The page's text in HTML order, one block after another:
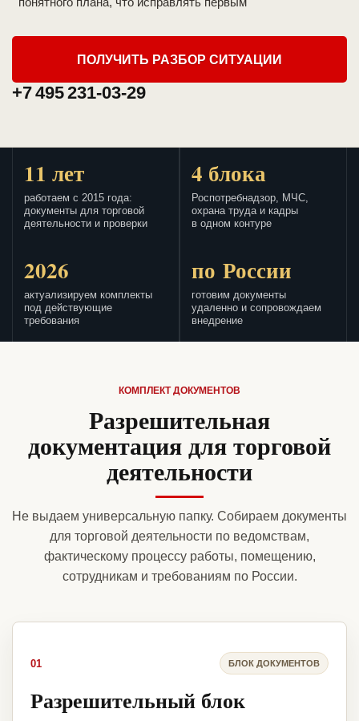
ПОЛУЧИТЬ РАЗБОР СИТУАЦИИ
+7 495 231-03-29
11 лет
работаем с 2015 года:
документы для торговой
деятельности и проверки
4 блока
Роспотребнадзор, МЧС,
охрана труда и кадры
в одном контуре
2026
актуализируем комплекты
под действующие
требования
по России
готовим документы
удаленно и сопровождаем
внедрение
КОМПЛЕКТ ДОКУМЕНТОВ
Разрешительная
документация для торговой
деятельности
Не выдаем универсальную папку. Собираем документы
для торговой деятельности по ведомствам,
фактическому процессу работы, помещению,
сотрудникам и требованиям по России.
01 БЛОК ДОКУМЕНТОВ
Разрешительный блок